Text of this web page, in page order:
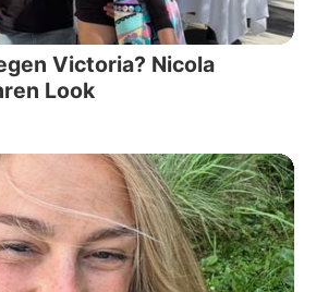
Victoria? Nicola
Look